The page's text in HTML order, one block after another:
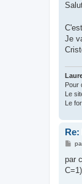
Je
Pour
Le
Le
M
s
a
par
C=1)